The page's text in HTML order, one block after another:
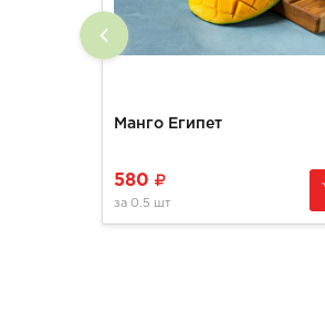
Манго Египет
580
за 0.5 шт